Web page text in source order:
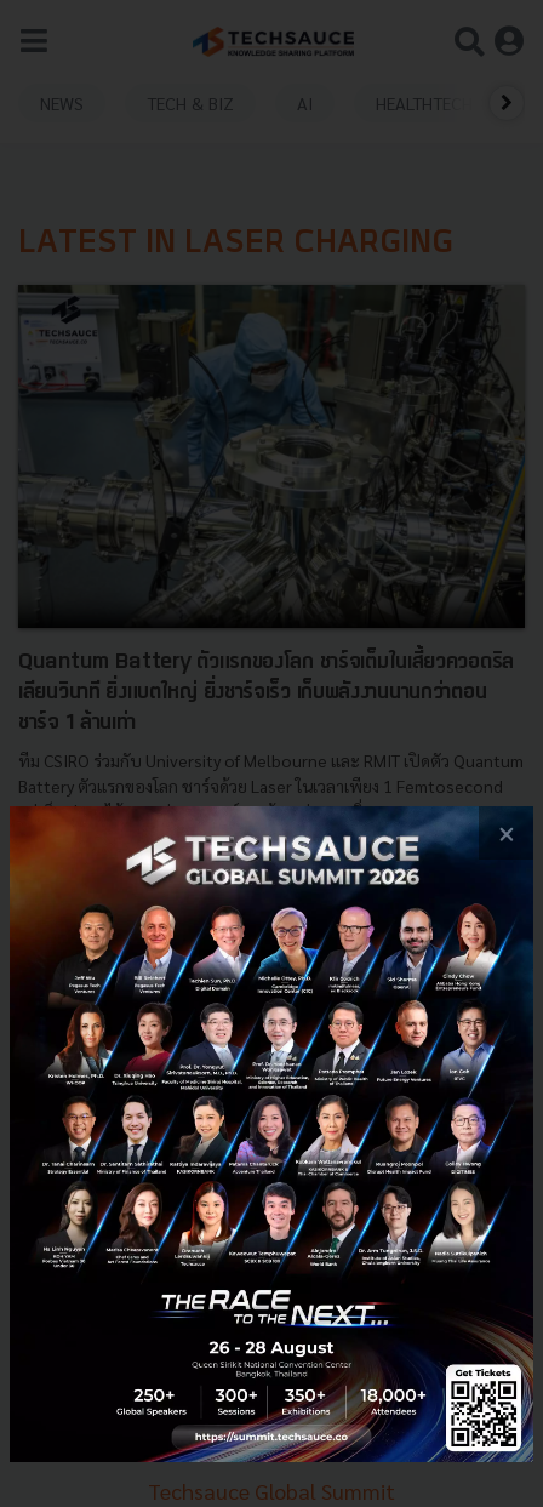
NEWS TECH & BIZ AI HEALTHTECH
LATEST IN LASER CHARGING
Quantum Battery ตัวแรกของโลก ชาร์จเต็มในเสี้ยวควอดริล
เลียนวินาที ยิ่งแบตใหญ่ ยิ่งชาร์จเร็ว เก็บพลังงานนานกว่าตอน
ชาร์จ 1 ล้านเท่า
ทีม CSIRO ร่วมกับ University of Melbourne และ RMIT เปิดตัว Quantum
Battery ตัวแรกของโลก ชาร์จด้วย Laser ในเวลาเพียง 1 Femtosecond
แต่เก็บประจุได้นานกว่าเวลาชาร์จ 1 ล้านเท่า และยิ่ง...
พฤษภาคม 8, 2026| ByTechsauce Team
EV RMIT CSIRO Energy Storage
E-mail :contact@techsauce.co
Tel : 02-001-5375
Mobile : 06-4658-9500
Techsauce Media
About Techsauce
Techsauce Services
Privacy Policy
ส่งบทความ
Techsauce Global Summit
×